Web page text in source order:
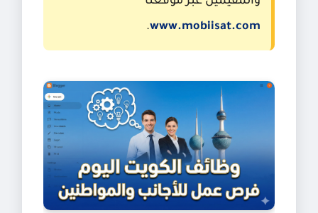
www.mobiisat.com
.